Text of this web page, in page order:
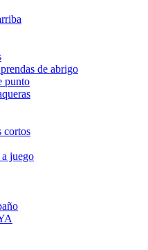
de abrigo
punto
cortos
juego